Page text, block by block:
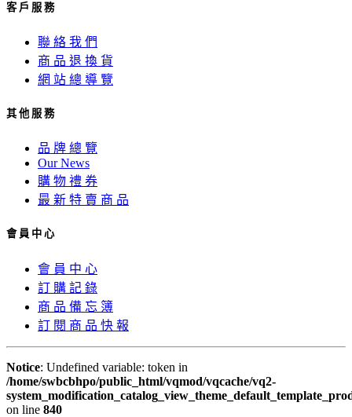
客 戶 服 務
聯 絡 我 們
商 品 退 換 貨
網 站 總 導 覽
其 他 服 務
品 牌 總 覽
Our News
購 物 禮 券
最 新 特 賣 商 品
會 員 中 心
會 員 中 心
訂 購 記 錄
商 品 備 忘 簿
訂 閱 商 品 快 報
Notice: Undefined variable: token in
/home/swbcbhpo/public_html/vqmod/vqcache/vq2-
on line 840